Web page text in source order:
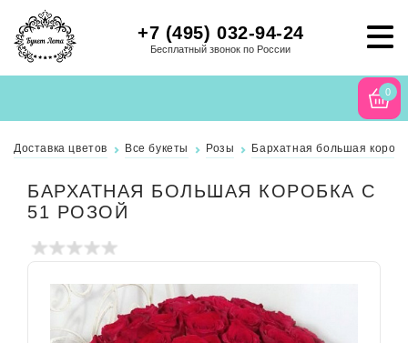
+7 (495) 032-94-24
Бесплатный звонок по России
0
Доставка цветов Все букеты Розы Бархатная большая
БАРХАТНАЯ БОЛЬШАЯ КОРОБКА С
51 РОЗОЙ